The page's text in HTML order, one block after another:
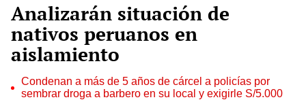
Analizarán situación de
nativos peruanos en
aislamiento
Condenan a más de 5 años de cárcel a policías por
sembrar droga a barbero en su local y exigirle S/5.000